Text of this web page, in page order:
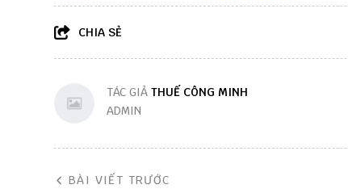
CHIA SẺ
TÁC GIẢ THUẾ CÔNG MINH
ADMIN
BÀI VIẾT TRƯỚC